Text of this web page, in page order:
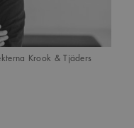
Krook & Tjäders